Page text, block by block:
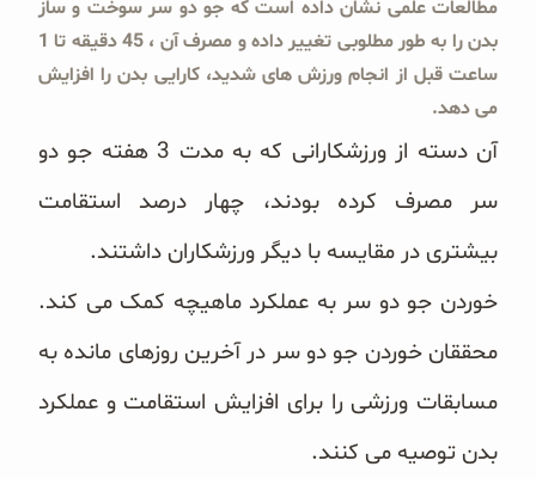
مطالعات علمی نشان داده است که جو دو سر سوخت و ساز
بدن را به طور مطلوبی تغییر داده و مصرف آن ، 45 دقیقه تا 1
ساعت قبل از انجام ورزش های شدید، کارایی بدن را افزایش
می دهد.
آن دسته از ورزشکارانی که به مدت 3 هفته جو دو
سر مصرف کرده بودند، چهار درصد استقامت
بیشتری در مقایسه با دیگر ورزشکاران داشتند.
خوردن جو دو سر به عملکرد ماهیچه کمک می کند.
محققان خوردن جو دو سر در آخرین روزهای مانده به
مسابقات ورزشی را برای افزایش استقامت و عملکرد
بدن توصیه می کنند.